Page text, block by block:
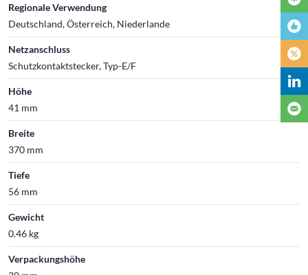
Regionale Verwendung
Deutschland, Österreich, Niederlande
Netzanschluss
Schutzkontaktstecker, Typ-E/F
Höhe
41 mm
Breite
370 mm
Tiefe
56 mm
Gewicht
0.46 kg
Verpackungshöhe